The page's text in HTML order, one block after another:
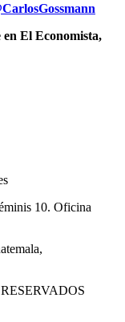
El Economista,
10. Oficina